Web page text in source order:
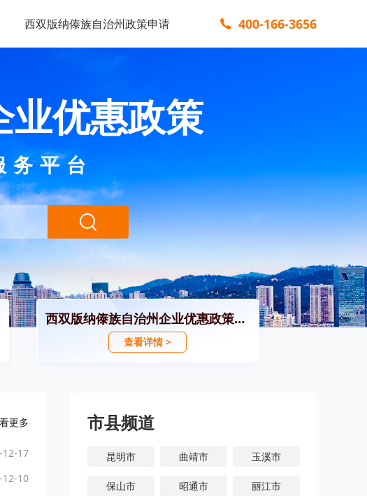
西双版纳傣族自治州政策申请 400-166-3656
业优惠政策
务平台
西双版纳傣族自治州企业优惠政策汇编
查看详情 >
更多
12-17
12-10
市县频道
昆明市 曲靖市 玉溪市
保山市 昭通市 丽江市